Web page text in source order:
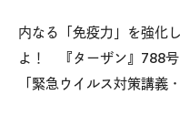
内なる「免疫力」を強化
よ！ 『ターザン』788
「緊急ウイルス対策講義